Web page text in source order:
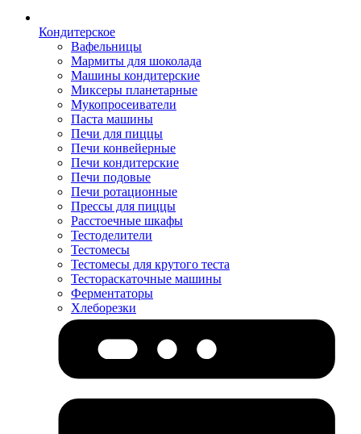
Кондитерское
Вафельницы
Мармиты для шоколада
Машины кондитерские
Миксеры планетарные
Мукопросеиватели
Паста машины
Печи для пиццы
Печи конвейерные
Печи кондитерские
Печи подовые
Печи ротационные
Прессы для пиццы
Расстоечные шкафы
Тестоделители
Тестомесы
Тестомесы для крутого теста
Тестораскаточные машины
Ферментаторы
Хлеборезки